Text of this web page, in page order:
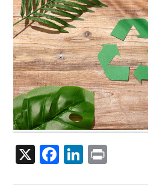
X Facebook
LinkedIn